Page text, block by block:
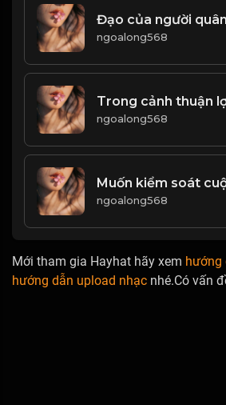
Đạo của người
ngoalong568
ngoalong568
ngoalong568
Mới tham gia Hayhat hãy xem hướng
hướng dẫn upload nhạc nhé.Có vấn